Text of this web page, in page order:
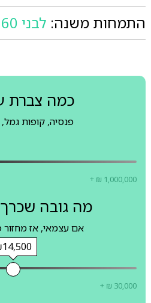
התמחות משנה: לבני 60 ומעלה
כמה צברת
פנסיה, קופות
+ ₪ 1,000,000
מה גובה
אם עצמאי, אז מחזור
+ ₪ 30,000